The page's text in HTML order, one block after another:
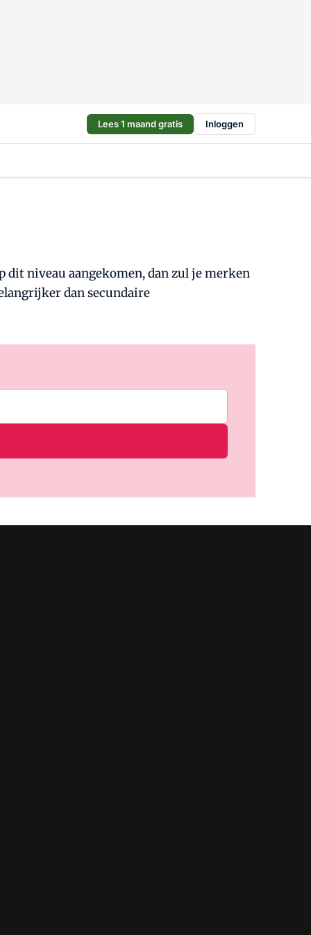
Lees 1 maand gratis Inloggen
dit niveau aangekomen, dan zul je merken
dan secundaire